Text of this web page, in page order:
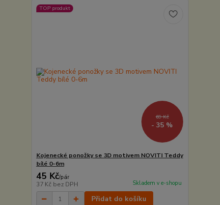
TOP produkt
69 Kč
- 35 %
Kojenecké ponožky se 3D motivem NOVITI Teddy
bílé 0-6m
45 Kč/pár
37 Kč bez DPH Skladem v e-shopu
Přidat do košíku